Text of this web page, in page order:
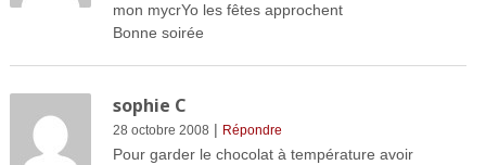
mon mycrYo les fêtes approchent
Bonne soirée
sophie C
28 octobre 2008 | Répondre
Pour garder le chocolat à température avoir